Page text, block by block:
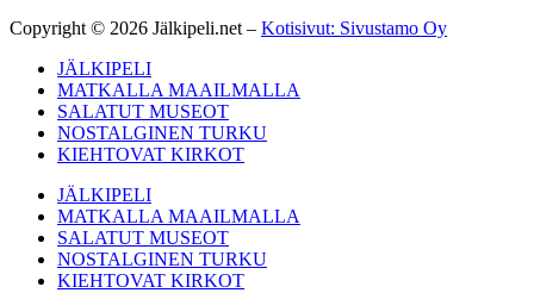
Copyright © 2026 Jälkipeli.net – Kotisivut: Sivustamo Oy
JÄLKIPELI
MATKALLA MAAILMALLA
SALATUT MUSEOT
NOSTALGINEN TURKU
KIEHTOVAT KIRKOT
JÄLKIPELI
MATKALLA MAAILMALLA
SALATUT MUSEOT
NOSTALGINEN TURKU
KIEHTOVAT KIRKOT